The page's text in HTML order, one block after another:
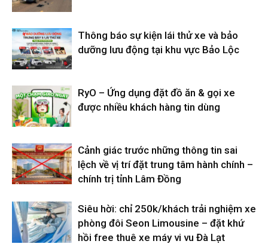
Thông báo sự kiện lái thử xe và bảo
dưỡng lưu động tại khu vực Bảo Lộc
RyO – Ứng dụng đặt đồ ăn & gọi xe
được nhiều khách hàng tin dùng
Cảnh giác trước những thông tin sai
lệch về vị trí đặt trung tâm hành chính –
chính trị tỉnh Lâm Đồng
Siêu hời: chỉ 250k/khách trải nghiệm xe
phòng đôi Seon Limousine – đặt khứ
hồi free thuê xe máy vi vu Đà Lạt